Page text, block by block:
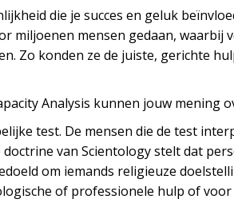
die je succes en geluk
miljoenen mensen gedaan, waarbij
Zo konden ze de juiste, gerichte
Analysis kunnen jouw mening
test. De mensen die de test
van Scientology stelt dat
om iemands religieuze
of professionele hulp of